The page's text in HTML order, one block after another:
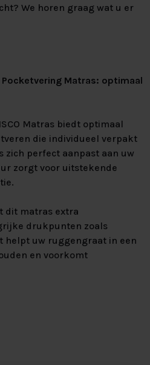
We horen graag wat u er
Pocketvering Matras: optimaal
Matras biedt optimaal
die individueel verpakt
zich perfect aanpast aan uw
zorgt voor uitstekende
dit matras extra
drukpunten zoals
helpt uw ruggengraat in een
en voorkomt